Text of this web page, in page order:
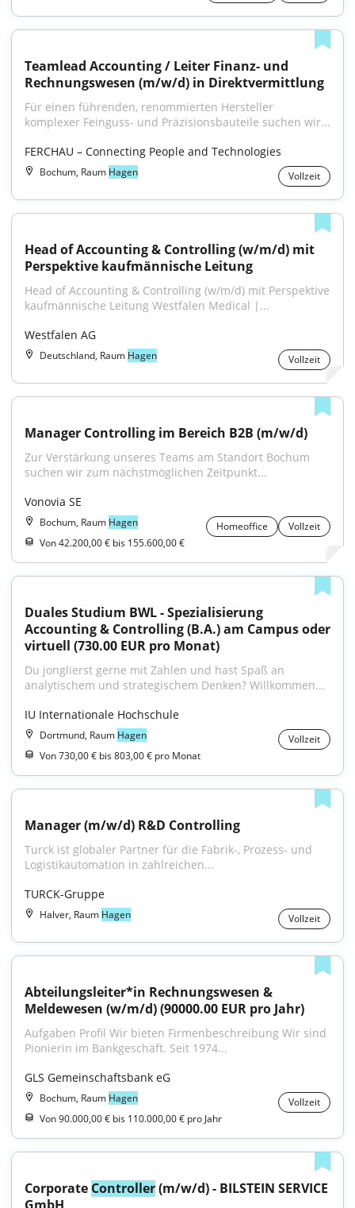
Teamlead Accounting / Leiter Finanz- und
Rechnungswesen (m/w/d) in Direktvermittlung
Für einen führenden, renommierten Hersteller
komplexer Feinguss- und Präzisionsbauteile suchen wir...
FERCHAU – Connecting People and Technologies
Bochum, Raum Hagen Vollzeit
Head of Accounting & Controlling (w/m/d) mit
Perspektive kaufmännische Leitung
Head of Accounting & Controlling (w/m/d) mit Perspektive
kaufmännische Leitung Westfalen Medical |...
Westfalen AG
Deutschland, Raum Hagen Vollzeit
Manager Controlling im Bereich B2B (m/w/d)
Zur Verstärkung unseres Teams am Standort Bochum
suchen wir zum nächstmöglichen Zeitpunkt...
Vonovia SE
Bochum, Raum Hagen Homeoffice
Vollzeit
Von 42.200,00 € bis 155.600,00 €
Duales Studium BWL - Spezialisierung
Accounting & Controlling (B.A.) am Campus oder
virtuell (730.00 EUR pro Monat)
Du jonglierst gerne mit Zahlen und hast Spaß an
analytischem und strategischem Denken? Willkommen...
IU Internationale Hochschule
Dortmund, Raum Hagen
Vollzeit
Von 730,00 € bis 803,00 € pro Monat
Manager (m/w/d) R&D Controlling
Turck ist globaler Partner für die Fabrik-, Prozess- und
Logistikautomation in zahlreichen...
TURCK-Gruppe
Halver, Raum Hagen Vollzeit
Abteilungsleiter*in Rechnungswesen &
Meldewesen (w/m/d) (90000.00 EUR pro Jahr)
Aufgaben Profil Wir bieten Firmenbeschreibung Wir sind
Pionierin im Bankgeschäft. Seit 1974...
GLS Gemeinschaftsbank eG
Bochum, Raum Hagen
Vollzeit
Von 90.000,00 € bis 110.000,00 € pro Jahr
Corporate Controller (m/w/d) - BILSTEIN SERVICE